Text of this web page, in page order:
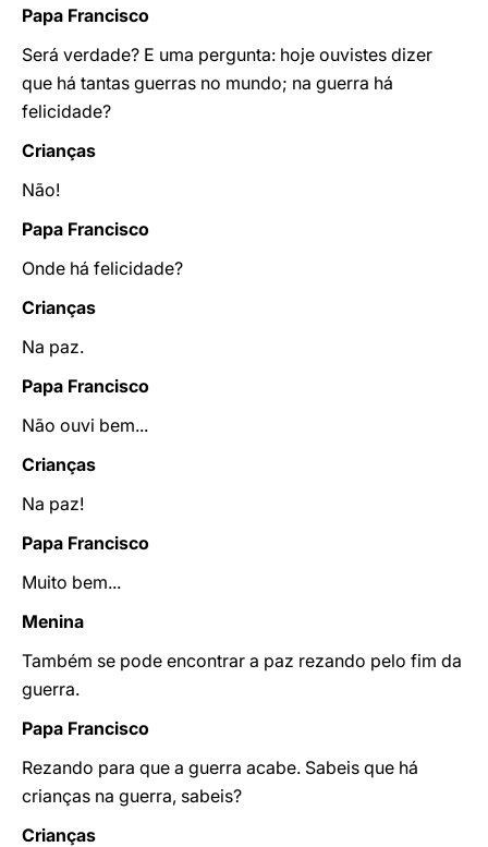
Papa Francisco
Será verdade? E uma pergunta: hoje ouvistes dizer
que há tantas guerras no mundo; na guerra há
felicidade?
Crianças
Não!
Papa Francisco
Onde há felicidade?
Crianças
Na paz.
Papa Francisco
Não ouvi bem...
Crianças
Na paz!
Papa Francisco
Muito bem...
Menina
Também se pode encontrar a paz rezando pelo fim da
guerra.
Papa Francisco
Rezando para que a guerra acabe. Sabeis que há
crianças na guerra, sabeis?
Crianças